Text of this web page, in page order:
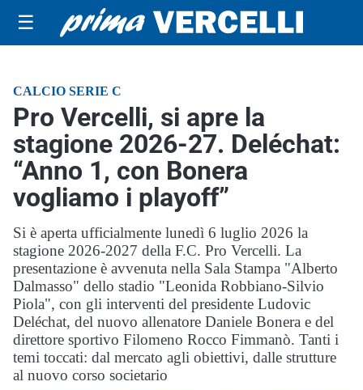
☰
CALCIO SERIE C
Pro Vercelli, si apre la
stagione 2026-27. Deléchat:
“Anno 1, con Bonera
vogliamo i playoff”
Si è aperta ufficialmente lunedì 6 luglio 2026 la
stagione 2026-2027 della F.C. Pro Vercelli. La
presentazione è avvenuta nella Sala Stampa "Alberto
Dalmasso" dello stadio "Leonida Robbiano-Silvio
Piola", con gli interventi del presidente Ludovic
Deléchat, del nuovo allenatore Daniele Bonera e del
direttore sportivo Filomeno Rocco Fimmanò. Tanti i
temi toccati: dal mercato agli obiettivi, dalle strutture
al nuovo corso societario